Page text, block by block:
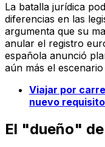
La batalla jurídica
diferencias en las
argumenta que su
anular el registro
española anunció
aún más el escenario
Viajar por
nuevo requisito
El "dueño"